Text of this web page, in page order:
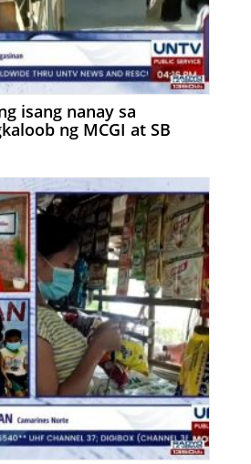
isang nanay sa
ng MCGI at SB